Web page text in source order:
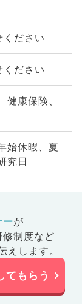
ださい
ださい
健康保険、
始休暇、夏
究日
ーが
制度など
えします。
てもらう